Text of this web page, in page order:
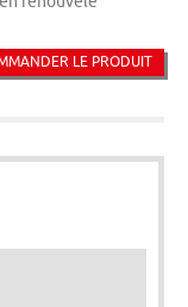
LE PRODUIT